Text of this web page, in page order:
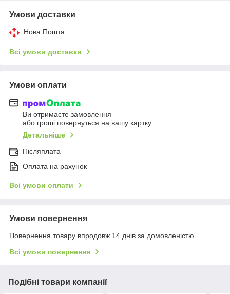
Умови доставки
Нова Пошта
Всі умови доставки
Умови оплати
Ви отримаєте замовлення
або гроші повернуться на вашу картку
Детальніше
Післяплата
Оплата на рахунок
Всі умови оплати
Умови повернення
Повернення товару впродовж 14 днів за домовленістю
Всі умови повернення
Подібні товари компанії